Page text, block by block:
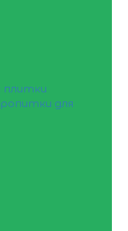
плитки
для